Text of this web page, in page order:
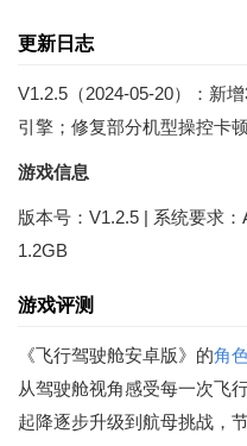
更新日志
V1.2.5（2024-05-20）：新
引擎；修复部分机型操控卡顿
游戏信息
版本号：V1.2.5 | 系统要求
1.2GB
游戏评测
《飞行驾驶舱安卓版》的角
从驾驶舱视角感受每一次飞
起降逐步升级到航母挑战，